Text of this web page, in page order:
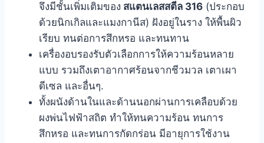
จึงมีชั้นเพิ่มเติมของ สแตนเลสสตีล 316 (ประกอบ
ด้วยนิกเกิลและแมงกานีส) ฝังอยู่ในราง ให้พื้นผิว
เรียบ ทนต่อการสึกหรอ และทนทาน
เครื่องอบรองรับตัวเลือกการให้ความร้อนหลาย
แบบ รวมถึงเตาอากาศร้อนจากชีวมวล เตาเผา
ดีเซล และอื่นๆ.
ทั้งผนังด้านในและด้านนอกผ่านการเคลือบด้วย
ผงพ่นไฟฟ้าสถิต ทำให้ทนความร้อน ทนการ
สึกหรอ และทนการกัดกร่อน มีอายุการใช้งาน